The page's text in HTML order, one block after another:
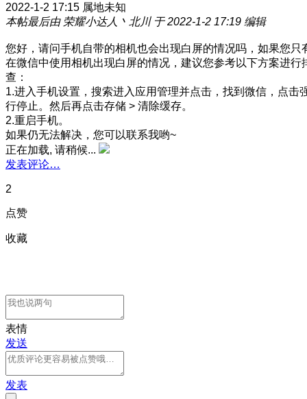
2022-1-2 17:15 属地未知
本帖最后由 荣耀小达人丶北川 于 2022-1-2 17:19 编辑
您好，请问手机自带的相机也会出现白屏的情况吗，如果您只
在微信中使用相机出现白屏的情况，建议您参考以下方案进行
查：
1.进入手机设置，搜索进入应用管理并点击，找到微信，点击
行停止。然后再点击存储 > 清除缓存。
2.重启手机。
如果仍无法解决，您可以联系我哟~
正在加载, 请稍候...
发表评论…
2
点赞
收藏
表情
发送
发表